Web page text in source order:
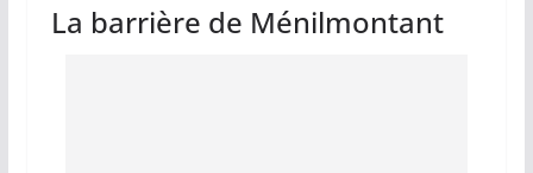
La barrière de Ménilmontant